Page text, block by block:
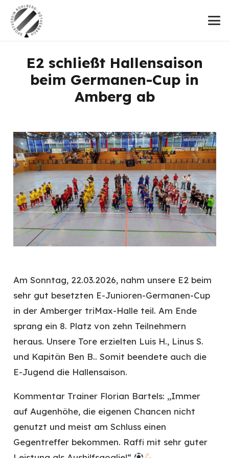
E2 schließt Hallensaison
beim Germanen-Cup in
Amberg ab
Am Sonntag, 22.03.2026, nahm unsere E2 beim
sehr gut besetzten E-Junioren-Germanen-Cup
in der Amberger triMax-Halle teil. Am Ende
sprang ein 8. Platz von zehn Teilnehmern
heraus. Unsere Tore erzielten Luis H., Linus S.
und Kapitän Ben B.. Somit beendete auch die
E-Jugend die Hallensaison.
Kommentar Trainer Florian Bartels: „Immer
auf Augenhöhe, die eigenen Chancen nicht
genutzt und meist am Schluss einen
Gegentreffer bekommen. Raffi mit sehr guter